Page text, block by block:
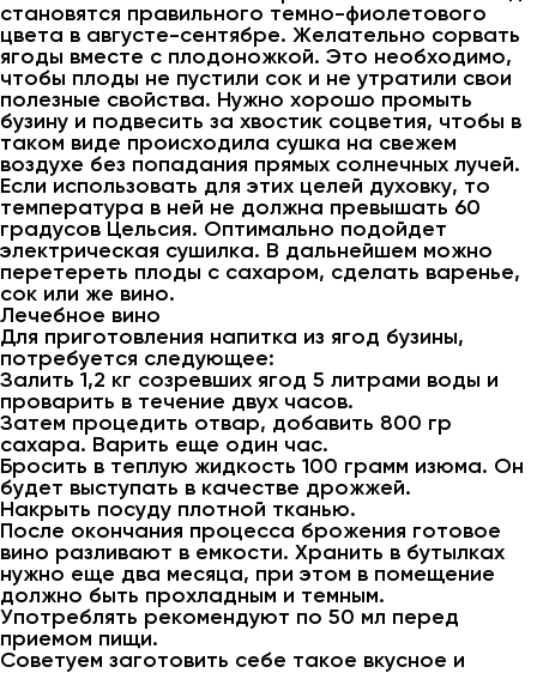
становятся правильного темно-фиолетового
цвета в августе-сентябре. Желательно сорвать
ягоды вместе с плодоножкой. Это необходимо,
чтобы плоды не пустили сок и не утратили свои
полезные свойства. Нужно хорошо промыть
бузину и подвесить за хвостик соцветия, чтобы в
таком виде происходила сушка на свежем
воздухе без попадания прямых солнечных лучей.
Если использовать для этих целей духовку, то
температура в ней не должна превышать 60
градусов Цельсия. Оптимально подойдет
электрическая сушилка. В дальнейшем можно
перетереть плоды с сахаром, сделать варенье,
сок или же вино.
Лечебное вино
Для приготовления напитка из ягод бузины,
потребуется следующее:
Залить 1,2 кг созревших ягод 5 литрами воды и
проварить в течение двух часов.
Затем процедить отвар, добавить 800 гр
сахара. Варить еще один час.
Бросить в теплую жидкость 100 грамм изюма. Он
будет выступать в качестве дрожжей.
Накрыть посуду плотной тканью.
После окончания процесса брожения готовое
вино разливают в емкости. Хранить в бутылках
нужно еще два месяца, при этом в помещение
должно быть прохладным и темным.
Употреблять рекомендуют по 50 мл перед
приемом пищи.
Советуем заготовить себе такое вкусное и